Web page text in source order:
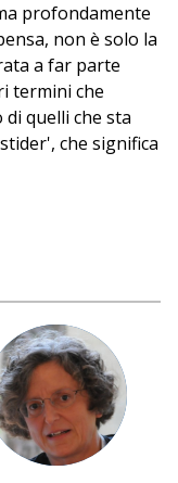
profondamente
non è solo la
a far parte
termini che
quelli che sta
che significa